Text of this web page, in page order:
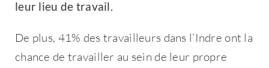
leur lieu de travail.
De plus, 41% des travailleurs dans l’Indre ont la
chance de travailler au sein de leur propre